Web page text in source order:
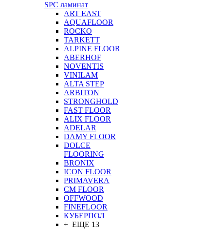
SPC ламинат
ART EAST
AQUAFLOOR
ROCKO
TARKETT
ALPINE FLOOR
ABERHOF
NOVENTIS
VINILAM
ALTA STEP
ARBITON
STRONGHOLD
FAST FLOOR
ALIX FLOOR
ADELAR
DAMY FLOOR
DOLCE
FLOORING
BRONIX
ICON FLOOR
PRIMAVERA
CM FLOOR
OFFWOOD
FINEFLOOR
КУБЕРПОЛ
+ ЕЩЕ 13